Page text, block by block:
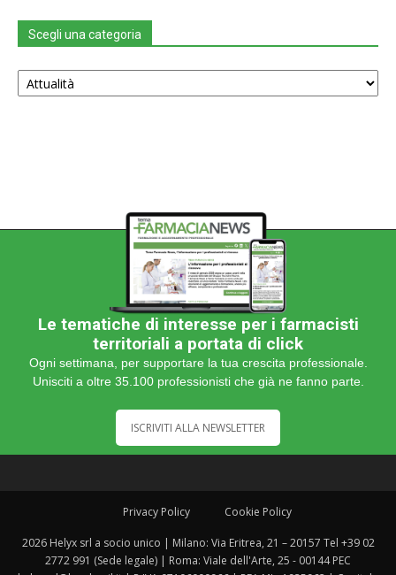
Scegli una categoria
Scegli
una
Le tematiche di interesse per i farmacisti
territoriali a portata di click
Ogni settimana, per supportare la tua crescita professionale.
Unisciti a oltre 35.100 professionisti che già ne fanno parte.
ISCRIVITI ALLA NEWSLETTER
Privacy Policy Cookie Policy
2026 Helyx srl a socio unico | Milano: Via Eritrea, 21 – 20157 Tel +39 02
2772 991 (Sede legale) | Roma: Viale dell'Arte, 25 - 00144 PEC